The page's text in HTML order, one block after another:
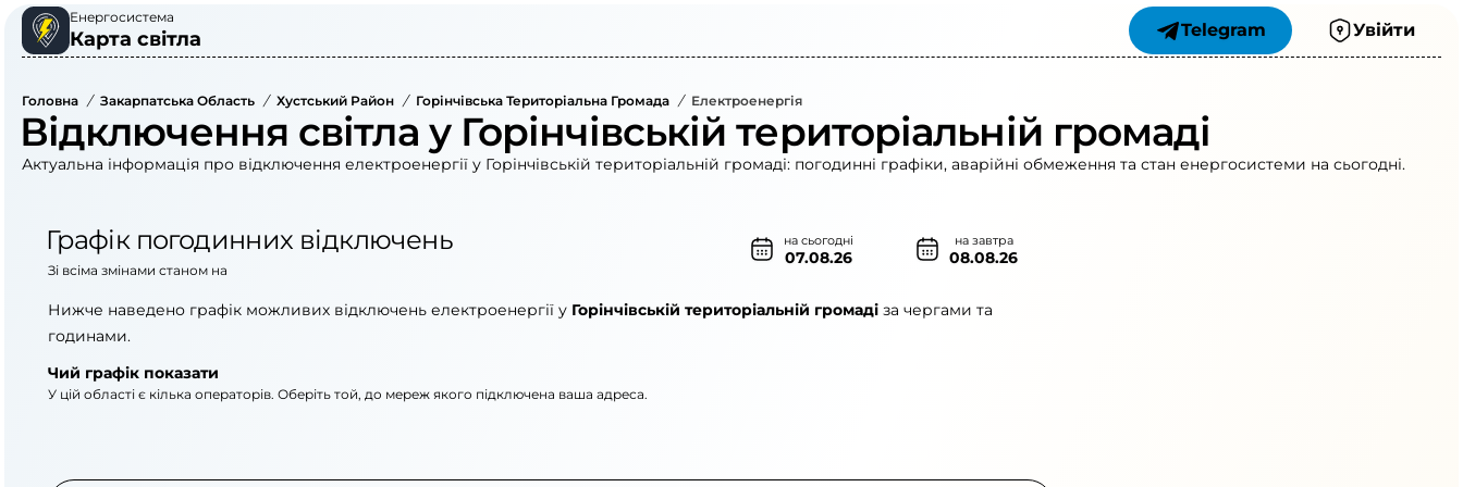
Енергосистема
Карта світла Telegram Увійти
Головна / Закарпатська Область / Хустський Район / Горінчівська Територіальна Громада / Електроенергія
Відключення світла у Горінчівській територіальній громаді
Актуальна інформація про відключення електроенергії у Горінчівській територіальній громаді: погодинні графіки, аварійні обмеження та стан енергосистеми на сьогодні.
Графік погодинних відключень на сьогодні
07.08.26
на завтра
08.08.26
Зі всіма змінами станом на
Нижче наведено графік можливих відключень електроенергії у Горінчівській територіальній громаді за чергами та
годинами.
Чий графік показати
У цій області є кілька операторів. Оберіть той, до мереж якого підключена ваша адреса.